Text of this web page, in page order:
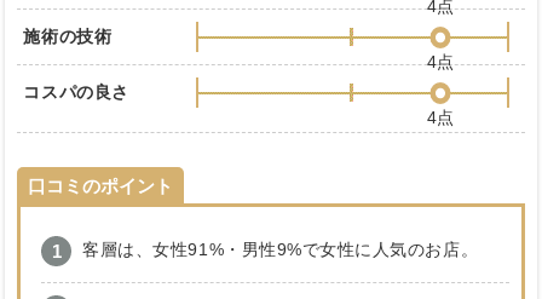
4点
施術の技術
4点
コスパの良さ
4点
口コミのポイント
客層は、女性91%・男性9%で女性に人気のお店。